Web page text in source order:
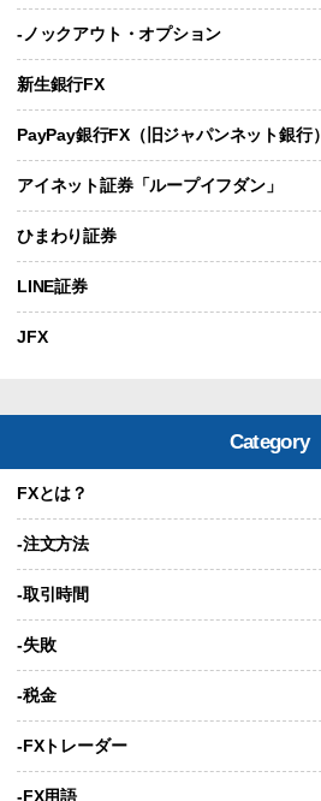
-ノックアウト・オプション
新生銀行FX
PayPay銀行FX（旧ジャパンネット銀行）
アイネット証券「ループイフダン」
ひまわり証券
LINE証券
JFX
Category
FXとは？
-注文方法
-取引時間
-失敗
-税金
-FXトレーダー
-FX用語